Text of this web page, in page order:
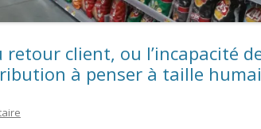
retour client, ou l’incapacité
à penser à taille